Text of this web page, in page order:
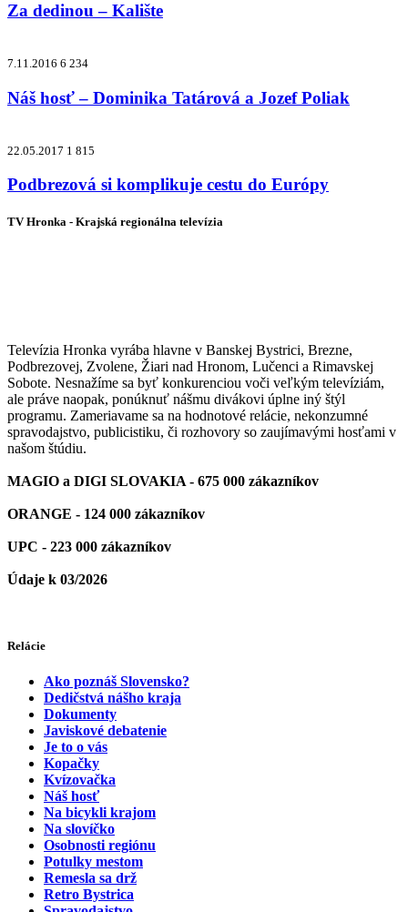
Za dedinou – Kalište
7.11.2016 6 234
Náš hosť – Dominika Tatárová a Jozef Poliak
22.05.2017 1 815
Podbrezová si komplikuje cestu do Európy
TV Hronka - Krajská regionálna televízia
Televízia Hronka vyrába hlavne v Banskej Bystrici, Brezne,
Podbrezovej, Zvolene, Žiari nad Hronom, Lučenci a Rimavskej
Sobote. Nesnažíme sa byť konkurenciou voči veľkým televíziám,
ale práve naopak, ponúknuť nášmu divákovi úplne iný štýl
programu. Zameriavame sa na hodnotové relácie, nekonzumné
spravodajstvo, publicistiku, či rozhovory so zaujímavými hosťami v
našom štúdiu.
MAGIO a DIGI SLOVAKIA - 675 000 zákazníkov
ORANGE - 124 000 zákazníkov
UPC - 223 000 zákazníkov
Údaje k 03/2026
Relácie
Ako poznáš Slovensko?
Dedičstvá nášho kraja
Dokumenty
Javiskové debatenie
Je to o vás
Kopačky
Kvízovačka
Náš hosť
Na bicykli krajom
Na slovíčko
Osobnosti regiónu
Potulky mestom
Remesla sa drž
Retro Bystrica